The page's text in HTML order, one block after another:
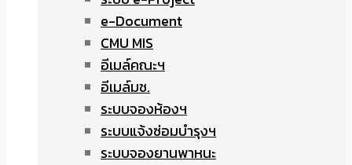
e-Document
CMU MIS
อีเมล์คณะฯ
อีเมล์มช.
ระบบจองห้องฯ
ระบบแจ้งซ่อมบำรุงฯ
ระบบจองยานพาหนะ